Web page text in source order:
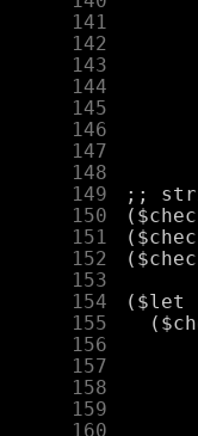
    141
    142
    143
    144
    145
    146
    147
    148
    149
    150
    151
    152
    153
    154
    155
    156
    157
    158
    159
    160